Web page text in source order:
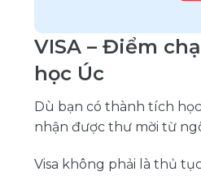
VISA – Điểm
học Úc
Dù bạn có thành tích
nhận được thư mời từ
Visa không phải là thủ